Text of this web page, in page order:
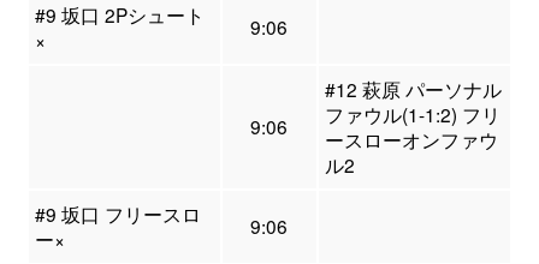
#9 坂口 2Pシュート
×
9:06
9:06
#12 萩原 パーソナル
ファウル(1-1:2) フリ
ースローオンファウ
ル2
#9 坂口 フリースロ
ー×
9:06